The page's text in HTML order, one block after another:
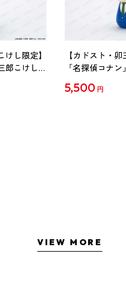
けし限定】
郎こけし
【カドスト・
「名探偵コナ
5,500 円
VIEW MORE